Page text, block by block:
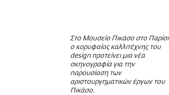
Στο Μουσείο Πικάσο στο Παρίσι
ο κορυφαίος καλλιτέχνης του
design προτείνει μια νέα
σκηνογραφία για την
παρουσίαση των
αριστουργηματικών έργων του
Πικάσο.